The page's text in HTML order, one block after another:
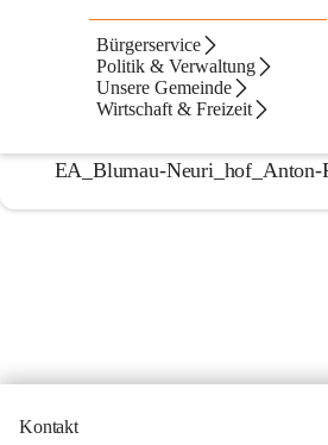
Bürgerservice
Politik & Verwaltung
Unsere Gemeinde
Wirtschaft & Freizeit
Energieausweise
Kontakt